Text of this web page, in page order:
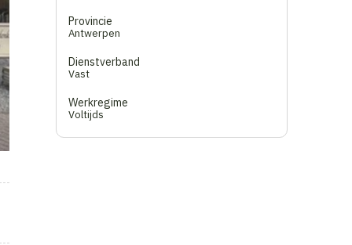
Provincie
Antwerpen
Dienstverband
Vast
Werkregime
Voltijds